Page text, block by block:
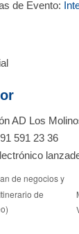
de Evento:
AD Los
91 591 23 36
de negocios y
de